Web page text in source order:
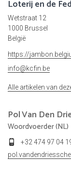
Loterij en de
Wetstraat 12
1000 Brussel
België
https://
info@kcfin.be
Alle artikelen van
PolVan Den
Woordvoerder (NL)
+32 474 97 04